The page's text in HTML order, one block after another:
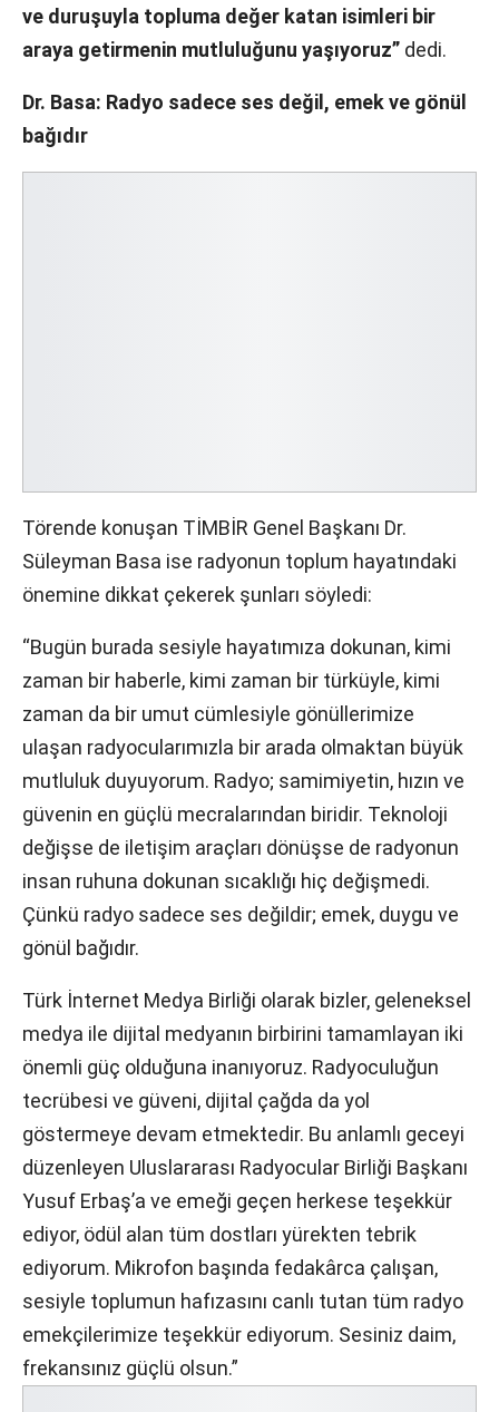
ve duruşuyla topluma değer katan isimleri bir
araya getirmenin mutluluğunu yaşıyoruz” dedi.
Dr. Basa: Radyo sadece ses değil, emek ve gönül
bağıdır
Törende konuşan TİMBİR Genel Başkanı Dr.
Süleyman Basa ise radyonun toplum hayatındaki
önemine dikkat çekerek şunları söyledi:
“Bugün burada sesiyle hayatımıza dokunan, kimi
zaman bir haberle, kimi zaman bir türküyle, kimi
zaman da bir umut cümlesiyle gönüllerimize
ulaşan radyocularımızla bir arada olmaktan büyük
mutluluk duyuyorum. Radyo; samimiyetin, hızın ve
güvenin en güçlü mecralarından biridir. Teknoloji
değişse de iletişim araçları dönüşse de radyonun
insan ruhuna dokunan sıcaklığı hiç değişmedi.
Çünkü radyo sadece ses değildir; emek, duygu ve
gönül bağıdır.
Türk İnternet Medya Birliği olarak bizler, geleneksel
medya ile dijital medyanın birbirini tamamlayan iki
önemli güç olduğuna inanıyoruz. Radyoculuğun
tecrübesi ve güveni, dijital çağda da yol
göstermeye devam etmektedir. Bu anlamlı geceyi
düzenleyen Uluslararası Radyocular Birliği Başkanı
Yusuf Erbaş’a ve emeği geçen herkese teşekkür
ediyor, ödül alan tüm dostları yürekten tebrik
ediyorum. Mikrofon başında fedakârca çalışan,
sesiyle toplumun hafızasını canlı tutan tüm radyo
emekçilerimize teşekkür ediyorum. Sesiniz daim,
frekansınız güçlü olsun.”